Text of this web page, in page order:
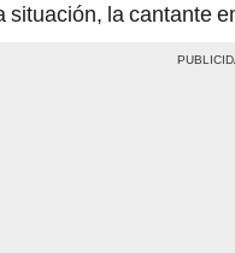
situación, la cantante